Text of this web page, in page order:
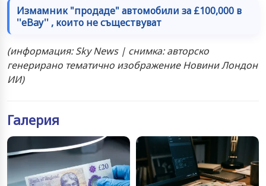
Измамник "продаде" автомобили за £100,000 в
''eBay'' , които не съществуват
(информация: Sky News | снимка: авторско
генерирано тематично изображение Новини Лондон
ИИ)
Галерия